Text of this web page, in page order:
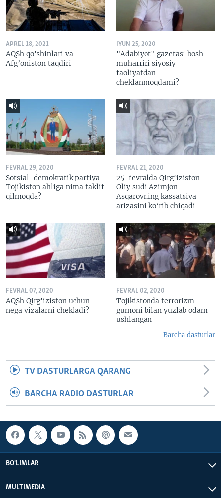
APREL 18, 2021
AQSh qo'shinlari va
Afg’oniston taqdiri
IYUN 25, 2020
"Adabiyot" gazetasi bosh
muharriri siyosiy
faoliyatdan
cheklanmoqdami?
FEVRAL 29, 2020
Sotsial-demokratik partiya
Tojikiston ahliga nima taklif
qilmoqda?
FEVRAL 21, 2020
25-fevralda Qirgʻiziston
Oliy sudi Azimjon
Asqarovning kassatsiya
arizasini koʻrib chiqadi
FEVRAL 07, 2020
AQSh Qirg'iziston uchun
nega vizalarni chekladi?
FEVRAL 02, 2020
Tojikistonda terrorizm
gumoni bilan yuzlab odam
ushlangan
Barcha dasturlar
TV DASTURLARGA QARANG
BARCHA RADIO DASTURLAR
BO'LIMLAR
MULTIMEDIA